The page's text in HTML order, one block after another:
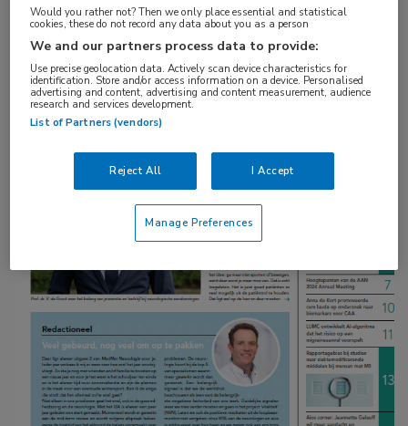
Would you rather not? Then we only place essential and statistical
cookies, these do not record any data about you as a person
We and our partners process data to provide:
Use precise geolocation data. Actively scan device characteristics for
identification. Store and/or access information on a device. Personalised
advertising and content, advertising and content measurement, audience
research and services development.
List of Partners (vendors)
Reject All I Accept
Manage Preferences